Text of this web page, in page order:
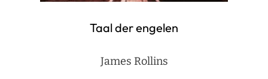
Taal der engelen
James Rollins